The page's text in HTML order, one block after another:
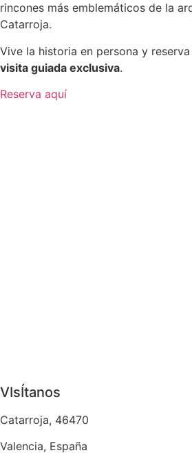
rincones más emblemáticos de la
Catarroja.
Vive la historia en persona y
visita guiada exclusiva.
Reserva aquí
VIsÍtanos
Catarroja, 46470
Valencia, España